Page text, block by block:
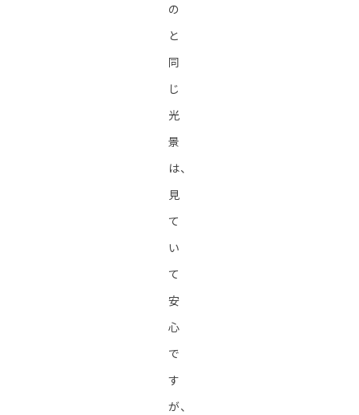
の
と
同
じ
光
景
は、
見
て
い
て
安
心
で
す
が、